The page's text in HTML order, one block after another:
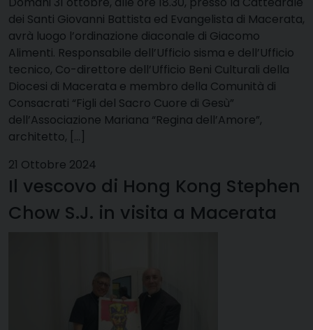
dei Santi Giovanni Battista ed Evangelista di Macerata,
avrà luogo l’ordinazione diaconale di Giacomo
Alimenti. Responsabile dell’Ufficio sisma e dell’Ufficio
tecnico, Co-direttore dell’Ufficio Beni Culturali della
Diocesi di Macerata e membro della Comunità di
Consacrati “Figli del Sacro Cuore di Gesù”
dell’Associazione Mariana “Regina dell’Amore”,
architetto, […]
21 Ottobre 2024
Il vescovo di Hong Kong Stephen
Chow S.J. in visita a Macerata